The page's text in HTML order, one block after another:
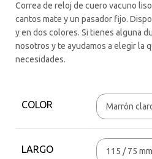
Correa de reloj de cuero vacuno
cantos mate y un pasador fijo.
y en dos colores. Si tienes alguna
nosotros y te ayudamos a elegir la
necesidades.
COLOR
LARGO